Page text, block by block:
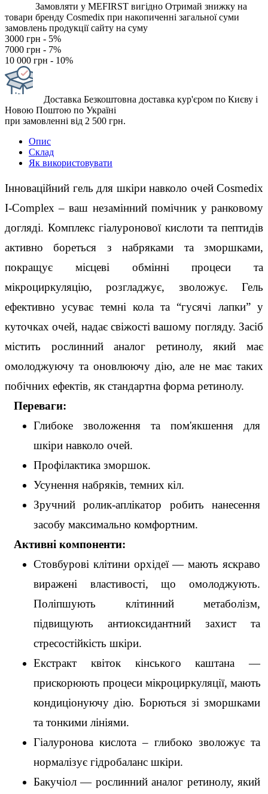
Замовляти у MEFIRST вигідно Отримай знижку на
товари бренду Cosmedix при накопиченні загальної суми
замовлень продукції сайту на суму
3000 грн - 5%
7000 грн - 7%
10 000 грн - 10%
Доставка Безкоштовна доставка кур'єром по Києву і
Новою Поштою по Україні
при замовленні від 2 500 грн.
Опис
Склад
Як використовувати
Інноваційний гель для шкіри навколо очей Cosmedix
I-Complex – ваш незамінний помічник у ранковому
догляді. Комплекс гіалуронової кислоти та пептидів
активно бореться з набряками та зморшками,
покращує місцеві обмінні процеси та
мікроциркуляцію, розгладжує, зволожує. Гель
ефективно усуває темні кола та “гусячі лапки” у
куточках очей, надає свіжості вашому погляду. Засіб
містить рослинний аналог ретинолу, який має
омолоджуючу та оновлюючу дію, але не має таких
побічних ефектів, як стандартна форма ретинолу.
Переваги:
Глибоке зволоження та пом'якшення для
шкіри навколо очей.
Профілактика зморшок.
Усунення набряків, темних кіл.
Зручний ролик-аплікатор робить нанесення
засобу максимально комфортним.
Активні компоненти:
Стовбурові клітини орхідеї — мають яскраво
виражені властивості, що омолоджують.
Поліпшують клітинний метаболізм,
підвищують антиоксидантний захист та
стресостійкість шкіри.
Екстракт квіток кінського каштана —
прискорюють процеси мікроциркуляції, мають
кондиціонуючу дію. Борються зі зморшками
та тонкими лініями.
Гіалуронова кислота – глибоко зволожує та
нормалізує гідробаланс шкіри.
Бакучіол — рослинний аналог ретинолу, який